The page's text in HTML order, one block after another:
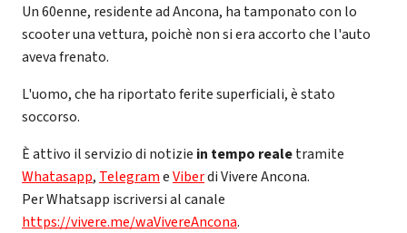
Un 60enne, residente ad Ancona, ha tamponato con lo
scooter una vettura, poichè non si era accorto che l'auto
aveva frenato.
L'uomo, che ha riportato ferite superficiali, è stato
soccorso.
È attivo il servizio di notizie in tempo realetramite
Whatasapp, TelegrameViberdi Vivere Ancona.
Per Whatsapp iscriversi al canale
https://vivere.me/waVivereAncona.